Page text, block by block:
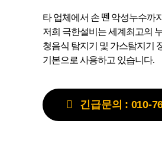
타 업체에서 손 뗀 악성누수까
저희 극한설비는 세계최고의
청음식 탐지기 및 가스탐지기
기본으로 사용하고 있습니다.
긴급문의 : 010-